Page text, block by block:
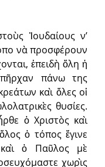
Ἰουδαίους ν’
νὰ προσφέρουν
ἐπειδὴ ὅλη ἡ
πάνω της
καὶ ὅλες οἱ
θυσίες.
ὁ Χριστὸς καὶ
ὁ τόπος ἔγινε
ὁ Παῦλος μὲ
χωρὶς